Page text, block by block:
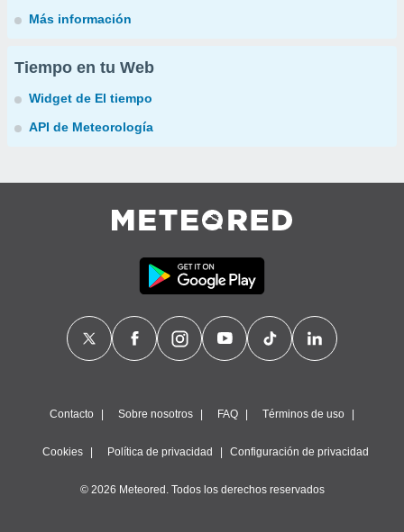
Más información
Tiempo en tu Web
Widget de El tiempo
API de Meteorología
Contacto Sobre nosotros FAQ Términos de uso
Cookies Política de privacidad Configuración de privacidad
© 2026 Meteored. Todos los derechos reservados